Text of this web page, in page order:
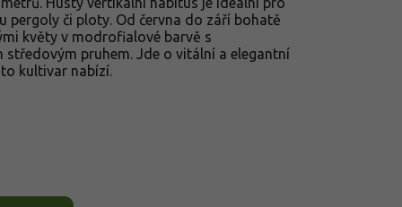
pergoly či ploty. Od června do září bohatě
květy v modrofialové barvě s
středovým pruhem. Jde o vitální a elegantní
kultivar nabízí.